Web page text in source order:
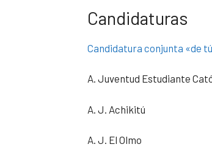
Candidaturas
Candidatura conjunta «de
A. Juventud Estudiante
A. J. Achikitú
A. J. El Olmo